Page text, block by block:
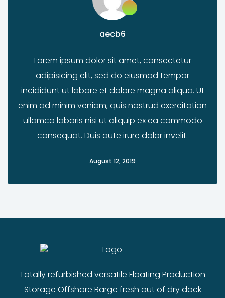
aecb6
Lorem ipsum dolor sit amet, consectetur
adipisicing elit, sed do eiusmod tempor
incididunt ut labore et dolore magna aliqua. Ut
enim ad minim veniam, quis nostrud exercitation
ullamco laboris nisi ut aliquip ex ea commodo
consequat. Duis aute irure dolor invelit.
August 12, 2019
Totally refurbished versatile Floating Production
Storage Offshore Barge fresh out of dry dock